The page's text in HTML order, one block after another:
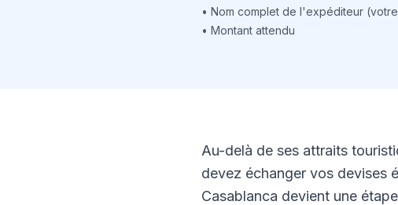
• Nom complet de l'expéditeur
• Montant attendu
Au-delà de ses attraits
devez échanger vos devises
Casablanca devient une